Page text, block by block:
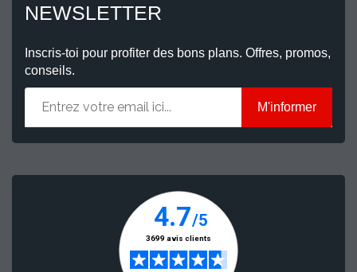
NEWSLETTER
Inscris-toi pour profiter des bons plans. Offres, promos,
conseils.
M'informer